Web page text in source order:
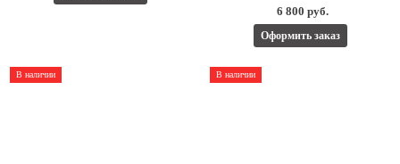
6 800 руб.
Оформить заказ
В наличии В наличии